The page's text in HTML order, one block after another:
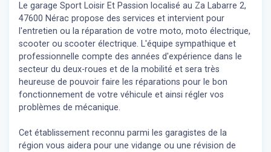
Le garage Sport Loisir Et Passion localisé au Za Labarre 2,
47600 Nérac propose des services et intervient pour
l'entretien ou la réparation de votre moto, moto électrique,
scooter ou scooter électrique. L'équipe sympathique et
professionnelle compte des années d'expérience dans le
secteur du deux-roues et de la mobilité et sera très
heureuse de pouvoir faire les réparations pour le bon
fonctionnement de votre véhicule et ainsi régler vos
problèmes de mécanique.
Cet établissement reconnu parmi les garagistes de la
région vous aidera pour une vidange ou une révision de